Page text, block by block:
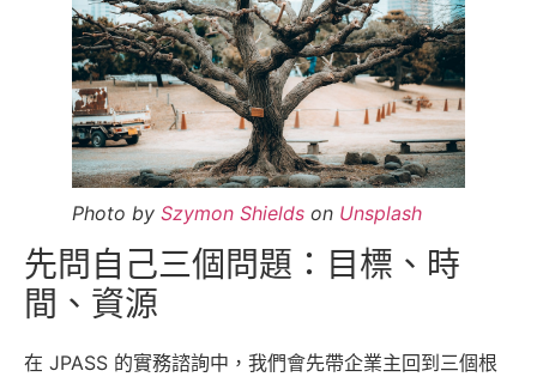
Photo by Szymon Shields on Unsplash
先問自己三個問題：目標、時
間、資源
在 JPASS 的實務諮詢中，我們會先帶企業主回到三個根